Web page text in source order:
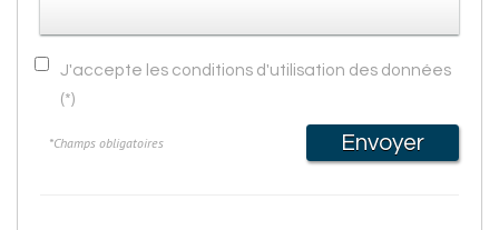
J'accepte les conditions d'utilisation des données
(*)
Envoyer
*Champs obligatoires